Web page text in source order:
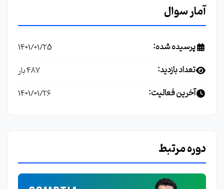
آمار سوال
پرسیده شده: 1401/01/25
تعداد بازدید: 487 بار
آخرین فعالیت: 1401/01/26
دوره مرتبط